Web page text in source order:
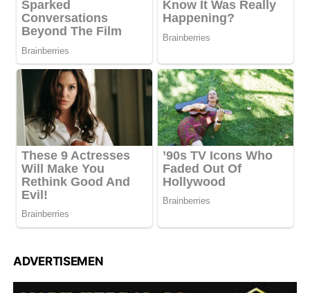
ADVERTISEMEN